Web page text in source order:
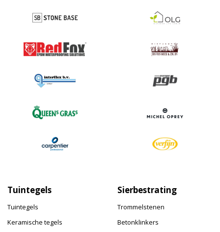
Tuintegels
Tuintegels
Keramische tegels
Sierbestrating
Trommelstenen
Betonklinkers